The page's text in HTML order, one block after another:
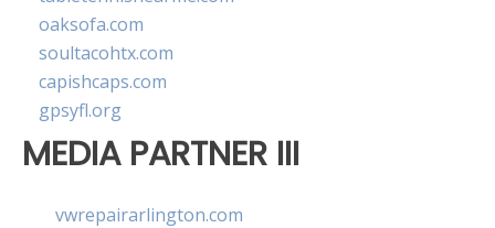
oaksofa.com
soultacohtx.com
capishcaps.com
gpsyfl.org
MEDIA PARTNER III
vwrepairarlington.com